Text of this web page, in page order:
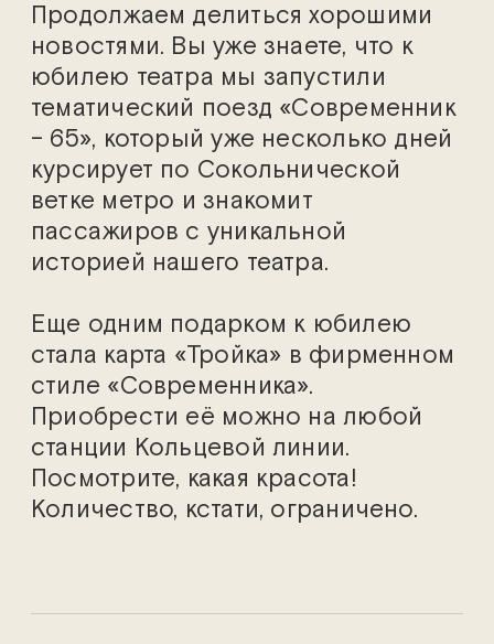
Продолжаем делиться хорошими
новостями. Вы уже знаете, что к
юбилею театра мы запустили
тематический поезд «Современник
– 65», который уже несколько дней
курсирует по Сокольнической
ветке метро и знакомит
пассажиров с уникальной
историей нашего театра.
Еще одним подарком к юбилею
стала карта «Тройка» в фирменном
стиле «Современника».
Приобрести её можно на любой
станции Кольцевой линии.
Посмотрите, какая красота!
Количество, кстати, ограничено.